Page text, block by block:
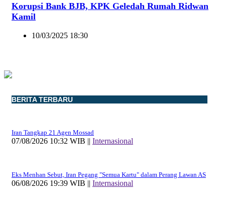
Korupsi Bank BJB, KPK Geledah Rumah Ridwan
Kamil
10/03/2025 18:30
BERITA TERBARU
Iran Tangkap 21 Agen Mossad
07/08/2026 10:32 WIB || Internasional
Eks Menhan Sebut, Iran Pegang "Semua Kartu" dalam Perang Lawan AS
06/08/2026 19:39 WIB || Internasional